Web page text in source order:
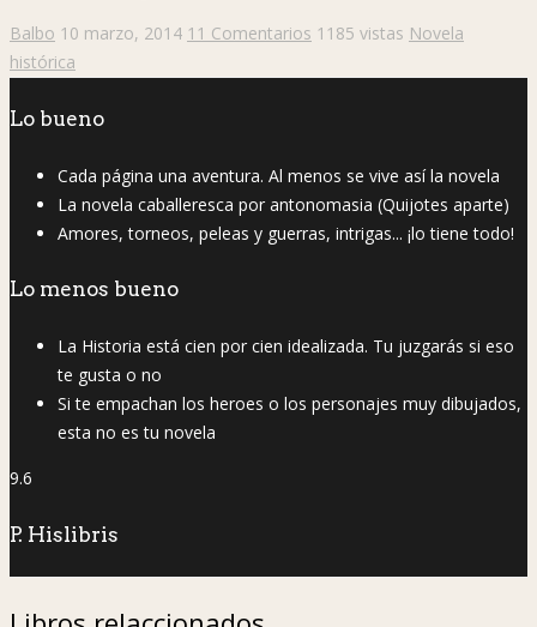
Balbo 10 marzo, 2014 11 Comentarios 1185 vistas Novela
histórica
Lo bueno
Cada página una aventura. Al menos se vive así la novela
La novela caballeresca por antonomasia (Quijotes aparte)
Amores, torneos, peleas y guerras, intrigas... ¡lo tiene todo!
Lo menos bueno
La Historia está cien por cien idealizada. Tu juzgarás si eso
te gusta o no
Si te empachan los heroes o los personajes muy dibujados,
esta no es tu novela
9.6
P. Hislibris